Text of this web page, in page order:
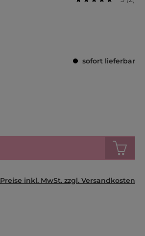
sofort lieferbar
Preise inkl. MwSt. zzgl. Versandkosten